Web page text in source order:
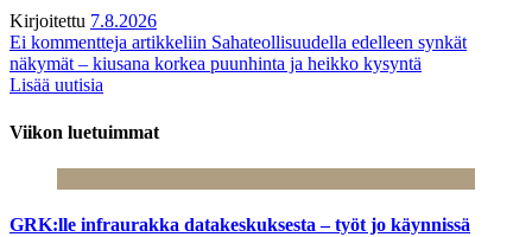
Kirjoitettu 7.8.2026
Ei kommentteja artikkeliin Sahateollisuudella edelleen synkät
näkymät – kiusana korkea puunhinta ja heikko kysyntä
Lisää uutisia
Viikon luetuimmat
GRK:lle infraurakka datakeskuksesta – työt jo käynnissä